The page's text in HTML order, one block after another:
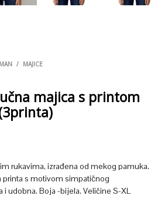
/ MAJICE
majica s printom
rukavima, izrađena od mekog pamuka.
printa s motivom simpatičnog
udobna. Boja -bijela. Veličine S-XL